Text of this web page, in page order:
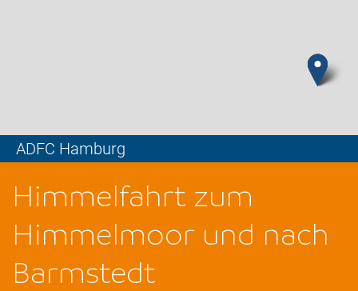
ADFC Hamburg
Himmelfahrt zum
Himmelmoor und nach
Barmstedt